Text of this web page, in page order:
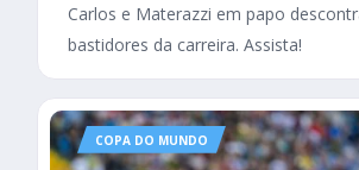
Carlos e Materazzi em papo
bastidores da carreira. Assista!
COPA DO MUNDO